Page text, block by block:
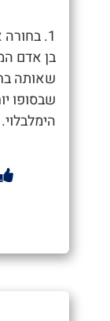
1.
בן אדם
שאותה
שבסופו
הימלבלוי.